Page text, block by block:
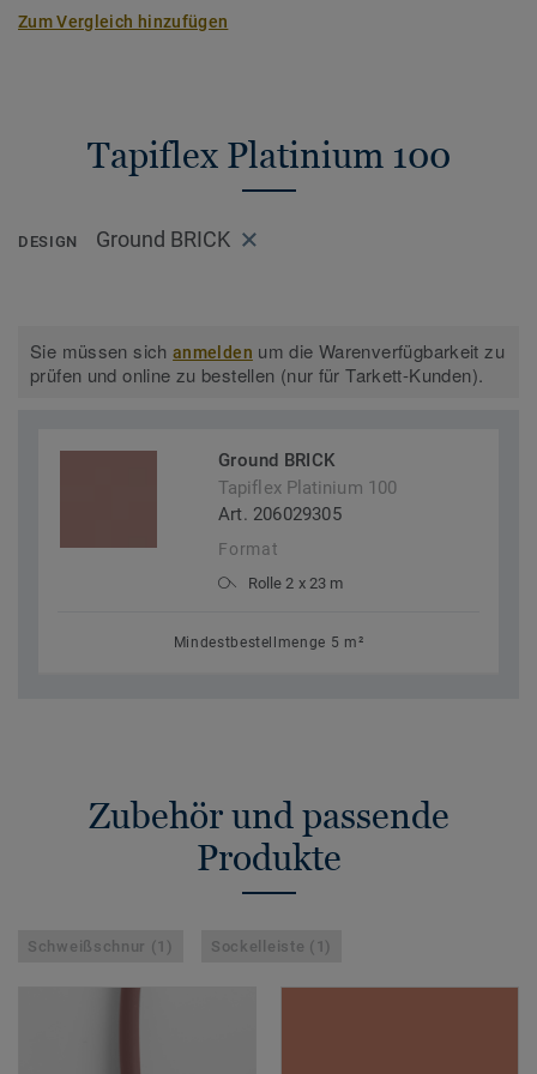
Zum Vergleich hinzufügen
Tapiflex Platinium 100
DESIGN Ground BRICK
Sie müssen sichanmelden um die Warenverfügbarkeit zu
prüfen und online zu bestellen (nur für Tarkett-Kunden).
Ground BRICK
Tapiflex Platinium 100
Art. 206029305
Format
Rolle 2 x 23 m
Mindestbestellmenge 5 m²
Zubehör und passende
Produkte
Schweißschnur (1) Sockelleiste (1)